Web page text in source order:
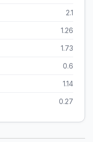
2.1
1.26
1.73
0.6
1.14
0.27